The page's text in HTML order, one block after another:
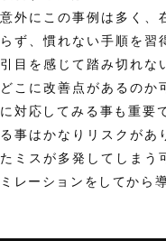
意外にこの事例は多く、
らず、慣れない手順を習
引目を感じて踏み切れな
どこに改善点があるのか
に対応してみる事も重要
る事はかなりリスクがあ
たミスが多発してしまう
ミレーションをしてから